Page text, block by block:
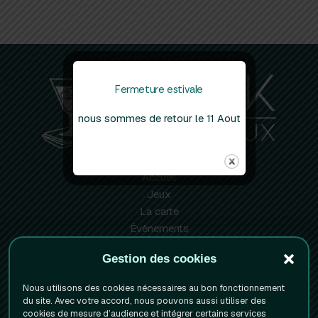
Gestion des cookies
Nous utilisons des cookies nécessaires au bon fonctionnement
du site. Avec votre accord, nous pouvons aussi utiliser des
cookies de mesure d’audience et intégrer certains services
Accueil
Jeux
La carte
Évènements
Réserver votre table
Mentions Légales
Fermeture estivale
nous sommes de retour le 11 Aout